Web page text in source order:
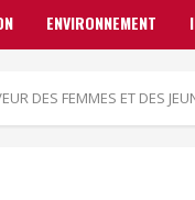
ENVIRONNEMENT
DES FEMMES ET